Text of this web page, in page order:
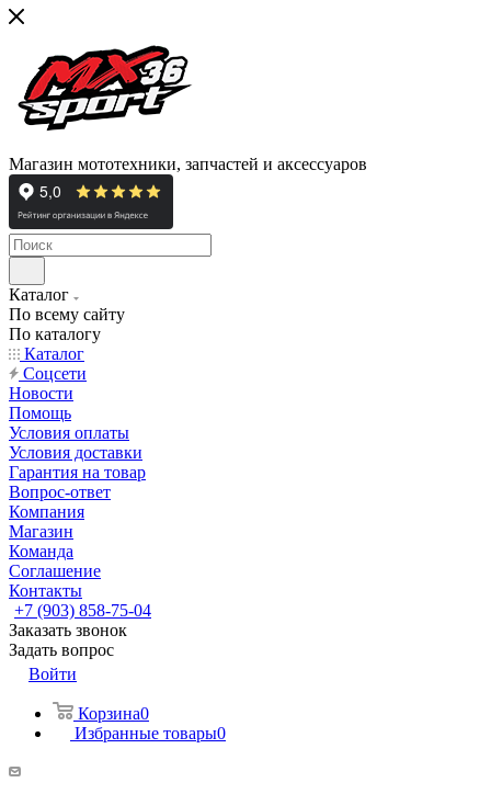
Магазин мототехники, запчастей и аксессуаров
Каталог
По всему сайту
По каталогу
Каталог
Cоцсети
Новости
Помощь
Условия оплаты
Условия доставки
Гарантия на товар
Вопрос-ответ
Компания
Магазин
Команда
Соглашение
Контакты
+7 (903) 858-75-04
Заказать звонок
Задать вопрос
Войти
Корзина0
Избранные товары0